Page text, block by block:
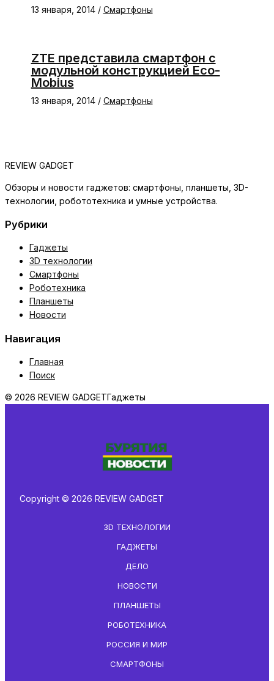
13 января, 2014 / Смартфоны
ZTE представила смартфон с
модульной конструкцией Eco-
Mobius
13 января, 2014 / Смартфоны
REVIEW GADGET
Обзоры и новости гаджетов: смартфоны, планшеты, 3D-
технологии, робототехника и умные устройства.
Рубрики
Гаджеты
3D технологии
Смартфоны
Роботехника
Планшеты
Новости
Навигация
Главная
Поиск
© 2026 REVIEW GADGETГаджеты
Copyright © 2026 REVIEW GADGET
3D ТЕХНОЛОГИИ
ГАДЖЕТЫ
ДЕЛО
НОВОСТИ
ПЛАНШЕТЫ
РОБОТЕХНИКА
РОССИЯ И МИР
СМАРТФОНЫ